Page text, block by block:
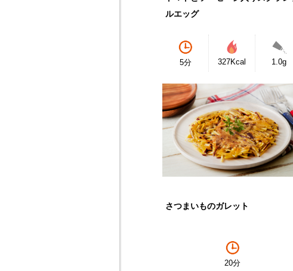
ルエッグ
5分 327Kcal 1.0g
さつまいものガレット
20分